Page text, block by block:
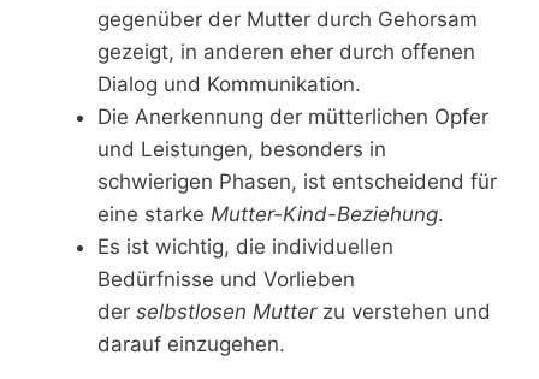
gegenüber der Mutter durch Gehorsam
gezeigt, in anderen eher durch offenen
Dialog und Kommunikation.
Die Anerkennung der mütterlichen Opfer
und Leistungen, besonders in
schwierigen Phasen, ist entscheidend für
eine starke Mutter-Kind-Beziehung.
Es ist wichtig, die individuellen
Bedürfnisse und Vorlieben
der selbstlosen Mutterzu verstehen und
darauf einzugehen.